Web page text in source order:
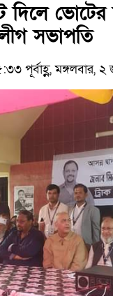
ভোটের
সভাপতি
পূর্বাহ্ণ, মঙ্গলবার, ২